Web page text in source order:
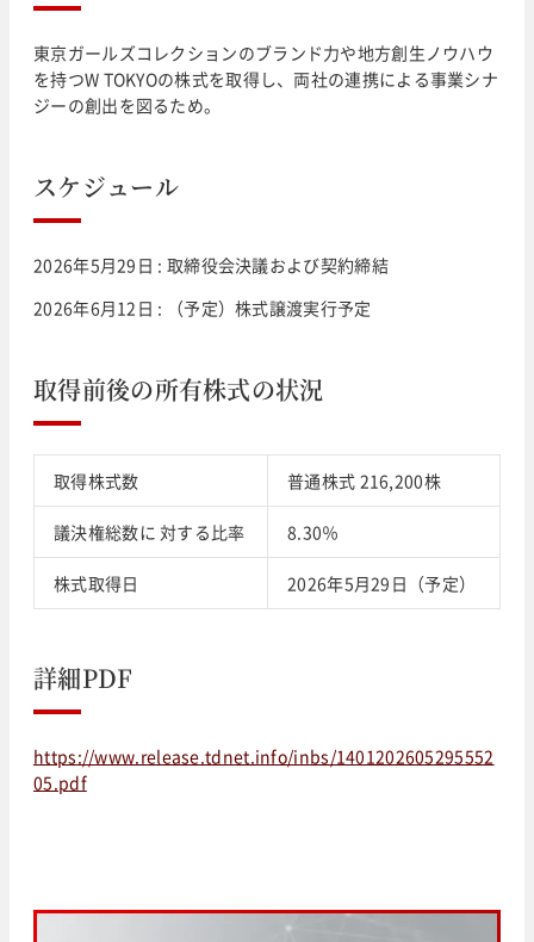
東京ガールズコレクションのブランド力や地方創生ノウハウ
を持つW TOKYOの株式を取得し、両社の連携による事業シナ
ジーの創出を図るため。
スケジュール
2026年5月29日 : 取締役会決議および契約締結
2026年6月12日 : （予定）株式譲渡実行予定
取得前後の所有株式の状況
取得株式数 普通株式 216,200株
議決権総数に 対する比率 8.30％
株式取得日 2026年5月29日（予定）
詳細PDF
https://www.release.tdnet.info/inbs/1401202605295552
05.pdf